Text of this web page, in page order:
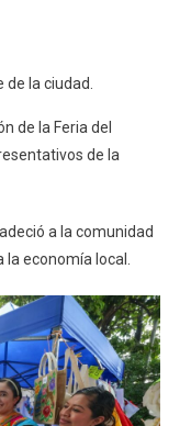
la ciudad.
de la Feria del
de la
a la comunidad
economía local.